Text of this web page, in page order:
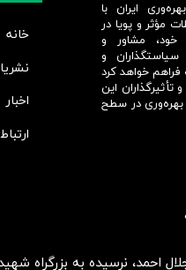
احمد، نرسیده به بزرگراه شهید
خانه
اخبار
ایران با
مؤثر و پویا در
خود، مشاور و
و
فراهم خواهد کرد
این
در سطح